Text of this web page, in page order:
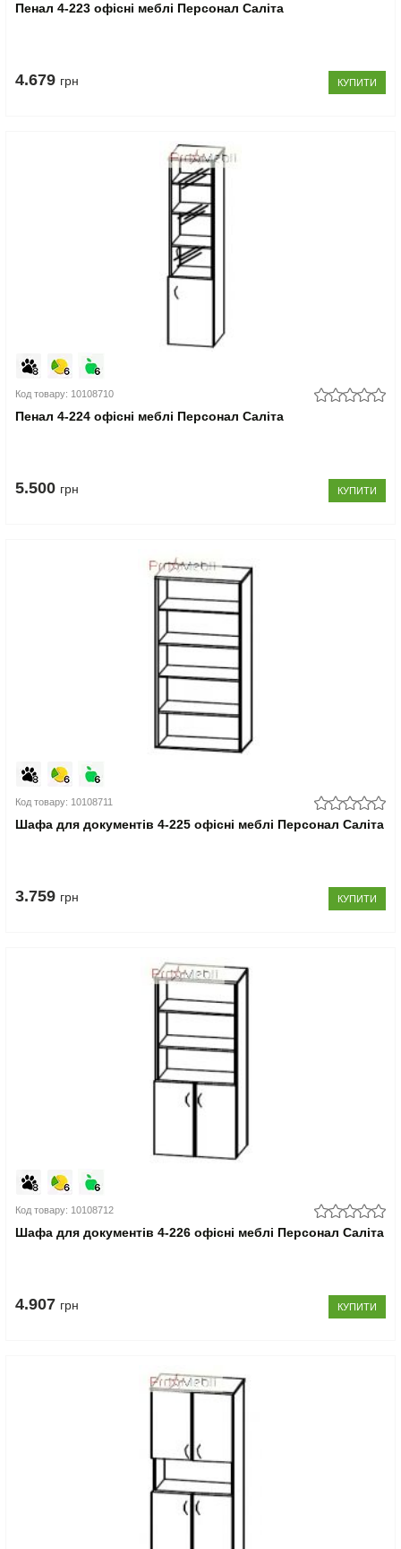
Пенал 4-223 офісні меблі Персонал Саліта
4.679 грн КУПИТИ
Код товару: 10108710
Пенал 4-224 офісні меблі Персонал Саліта
5.500 грн КУПИТИ
Код товару: 10108711
Шафа для документів 4-225 офісні меблі Персонал Саліта
3.759 грн КУПИТИ
Код товару: 10108712
Шафа для документів 4-226 офісні меблі Персонал Саліта
4.907 грн КУПИТИ